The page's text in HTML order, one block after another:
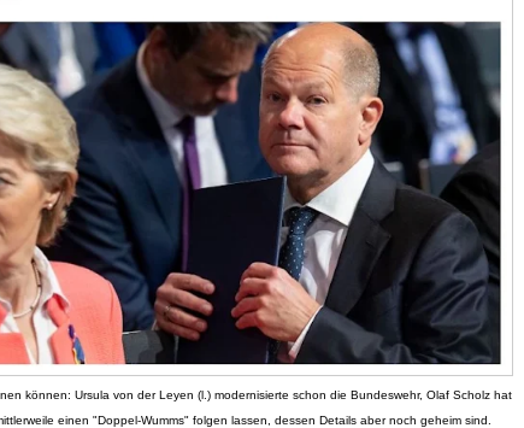
können: Ursula von der Leyen (l.) modernisierte schon die Bundeswehr, Olaf Scholz hat
einen "Doppel-Wumms" folgen lassen, dessen Details aber noch geheim sind.